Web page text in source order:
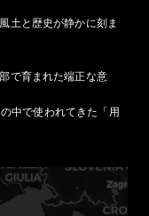
土と歴史が静かに刻ま
で育まれた端正な意
中で使われてきた「用